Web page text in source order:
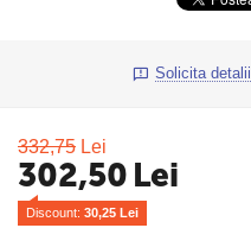
Solicita detalii
332,75 Lei
302,50 Lei
Discount: 30,25 Lei